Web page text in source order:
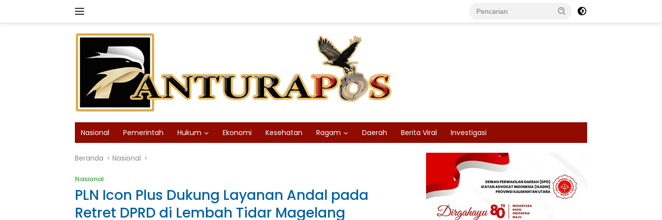
Nasional Pemerintah Hukum Ekonomi Kesehatan Ragam Daerah Berita Viral Investigasi
Beranda Nasional
Nasional
PLN Icon Plus Dukung Layanan Andal pada
Retret DPRD di Lembah Tidar Magelang